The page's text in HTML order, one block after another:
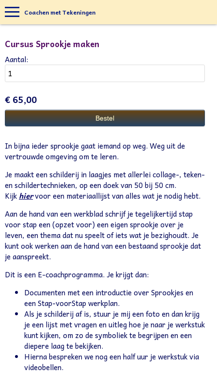
Coachen met Tekeningen
Cursus Sprookje maken
Aantal:
€ 65,00
In bijna ieder sprookje gaat iemand op weg. Weg uit de
vertrouwde omgeving om te leren.
Je maakt een schilderij in laagjes met allerlei collage-, teken-
en schildertechnieken, op een doek van 50 bij 50 cm.
Kijk hiervoor een materiaallijst van alles wat je nodig hebt.
Aan de hand van een werkblad schrijf je tegelijkertijd stap
voor stap een (opzet voor) een eigen sprookje over je
leven, een thema dat nu speelt of iets wat je bezighoudt. Je
kunt ook werken aan de hand van een bestaand sprookje dat
je aanspreekt.
Dit is een E-coachprogramma. Je krijgt dan:
Documenten met een introductie over Sprookjes en
een Stap-voorStap werkplan.
Als je schilderij af is, stuur je mij een foto en dan krijg
je een lijst met vragen en uitleg hoe je naar je werkstuk
kunt kijken, om zo de symboliek te begrijpen en een
diepere laag te bekijken.
Hierna bespreken we nog een half uur je werkstuk via
videobellen.